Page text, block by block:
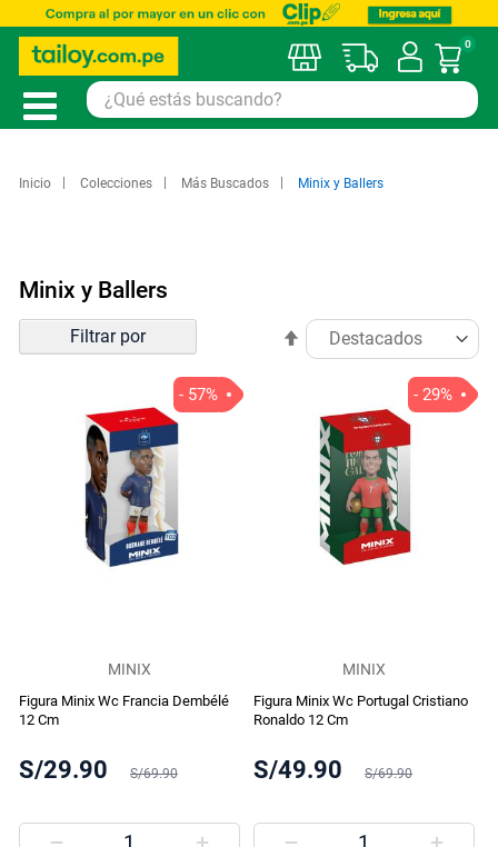
Mi
0
Inicio Colecciones Más Buscados Minix y Ballers
Minix y Ballers
Ordenar
por Establecer
dirección
MINIX
Figura Minix Wc Francia Dembélé
12 Cm
S/29.90 S/69.90
- 57%
MINIX
Figura Minix Wc Portugal Cristiano
Ronaldo 12 Cm
S/49.90 S/69.90
- 29%
Filtrar por